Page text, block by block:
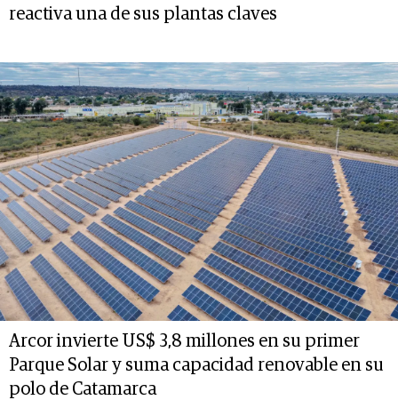
reactiva una de sus plantas claves
Arcor invierte US$ 3,8 millones en su primer
Parque Solar y suma capacidad renovable en su
polo de Catamarca